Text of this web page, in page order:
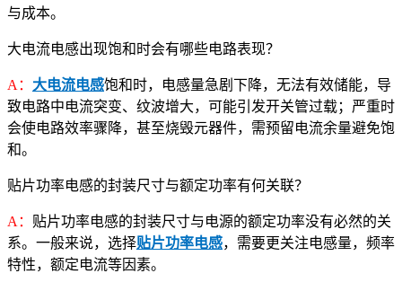
与成本。
大电流电感出现饱和时会有哪些电路表现？
A： 大电流电感饱和时，电感量急剧下降，无法有效储能，导
致电路中电流突变、纹波增大，可能引发开关管过载；严重时
会使电路效率骤降，甚至烧毁元器件，需预留电流余量避免饱
和。
贴片功率电感的封装尺寸与额定功率有何关联？
A： 贴片功率电感的封装尺寸与电源的额定功率没有必然的关
系。一般来说，选择贴片功率电感，需要更关注电感量，频率
特性，额定电流等因素。